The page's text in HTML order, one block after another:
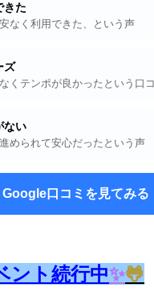
きた
なく利用できた、という声
ズ
くテンポが良かったという口
ない
められて安心だったという声
口コミを見てみる
ント続行中✨🐸